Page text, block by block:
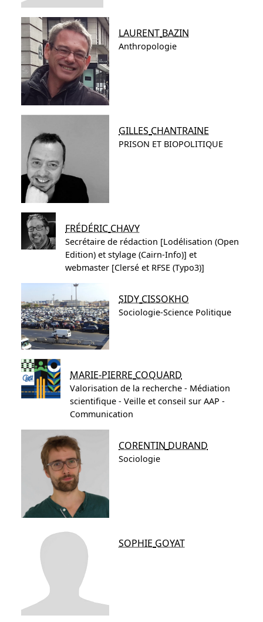
LAURENT BAZIN
Anthropologie
GILLES CHANTRAINE
PRISON ET BIOPOLITIQUE
FRÉDÉRIC CHAVY
Secrétaire de rédaction [Lodélisation (Open
Edition) et stylage (Cairn-Info)] et
webmaster [Clersé et RFSE (Typo3)]
SIDY CISSOKHO
Sociologie-Science Politique
MARIE-PIERRE COQUARD
Valorisation de la recherche - Médiation
scientifique - Veille et conseil sur AAP -
Communication
CORENTIN DURAND
Sociologie
SOPHIE GOYAT